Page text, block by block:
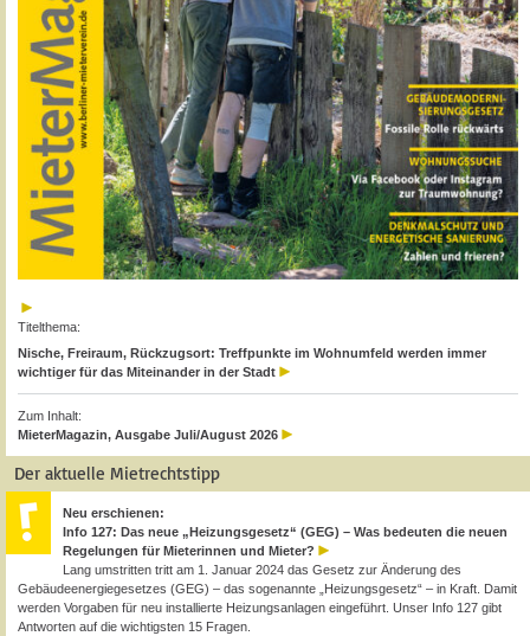
Titelthema:
Nische, Freiraum, Rückzugsort: Treffpunkte im Wohnumfeld werden immer
wichtiger für das Miteinander in der Stadt
Zum Inhalt:
MieterMagazin, Ausgabe Juli/August 2026
Der aktuelle Mietrechtstipp
Neu erschienen:
Info 127: Das neue „Heizungsgesetz“ (GEG) – Was bedeuten die neuen
Regelungen für Mieterinnen und Mieter?
Lang umstritten tritt am 1. Januar 2024 das Gesetz zur Änderung des
Gebäudeenergiegesetzes (GEG) – das sogenannte „Heizungsgesetz“ – in Kraft. Damit
werden Vorgaben für neu installierte Heizungsanlagen eingeführt. Unser Info 127 gibt
Antworten auf die wichtigsten 15 Fragen.